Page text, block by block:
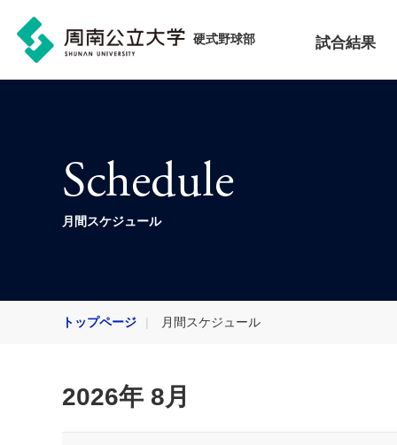
硬式野球部 試合結果
Schedule
月間スケジュール
トップページ 月間スケジュール
2026年 8月